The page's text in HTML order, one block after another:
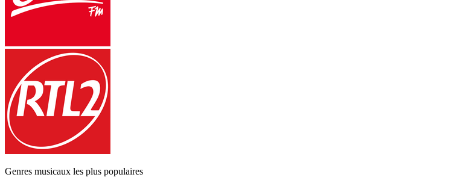
Genres musicaux les plus populaires